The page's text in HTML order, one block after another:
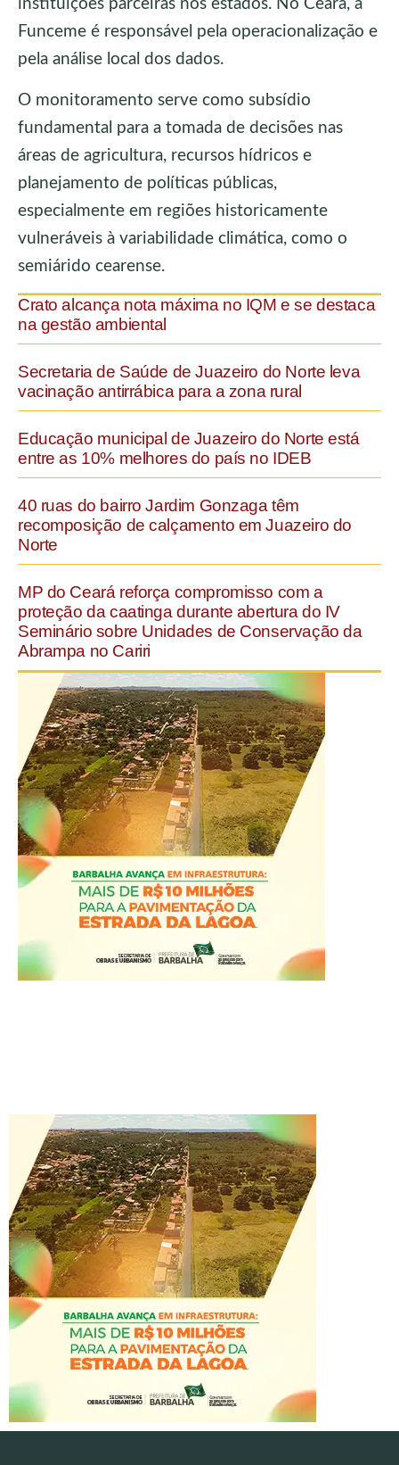
instituições parceiras nos estados. No Ceará, a
Funceme é responsável pela operacionalização e
pela análise local dos dados.
O monitoramento serve como subsídio
fundamental para a tomada de decisões nas
áreas de agricultura, recursos hídricos e
planejamento de políticas públicas,
especialmente em regiões historicamente
vulneráveis à variabilidade climática, como o
semiárido cearense.
Crato alcança nota máxima no IQM e se destaca
na gestão ambiental
Secretaria de Saúde de Juazeiro do Norte leva
vacinação antirrábica para a zona rural
Educação municipal de Juazeiro do Norte está
entre as 10% melhores do país no IDEB
40 ruas do bairro Jardim Gonzaga têm
recomposição de calçamento em Juazeiro do
Norte
MP do Ceará reforça compromisso com a
proteção da caatinga durante abertura do IV
Seminário sobre Unidades de Conservação da
Abrampa no Cariri